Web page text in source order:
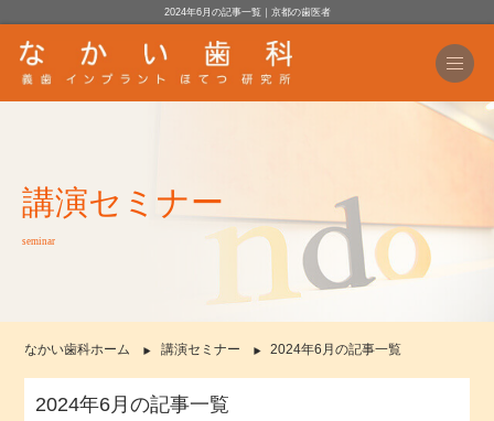
2024年6月の記事一覧｜京都の歯医者
講演セミナー
seminar
なかい歯科ホーム 講演セミナー 2024年6月の記事一覧
2024年6月の記事一覧